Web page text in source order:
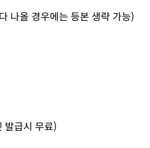
나올 경우에는 등본 생략 가능)
발급시 무료)